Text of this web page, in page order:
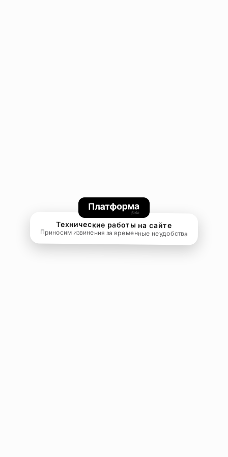
Технические работы на сайте
Приносим извинения за временные неудобства